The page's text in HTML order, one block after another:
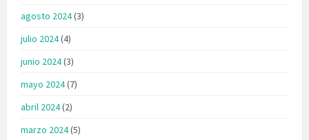
agosto 2024(3)
julio 2024(4)
junio 2024(3)
mayo 2024(7)
abril 2024(2)
marzo 2024(5)